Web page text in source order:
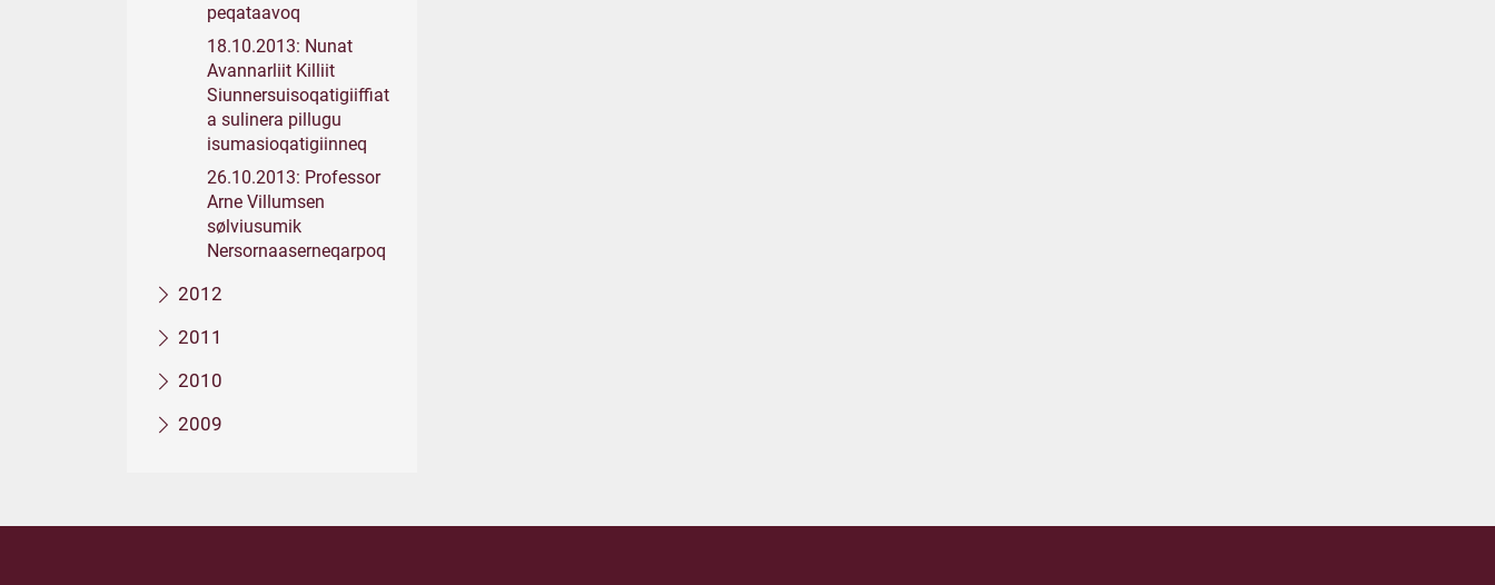
peqataavoq
18.10.2013: Nunat
Avannarliit Killiit
Siunnersuisoqatigiiffiat
a sulinera pillugu
isumasioqatigiinneq
26.10.2013: Professor
Arne Villumsen
sølviusumik
Nersornaaserneqarpoq
2012
2011
2010
2009